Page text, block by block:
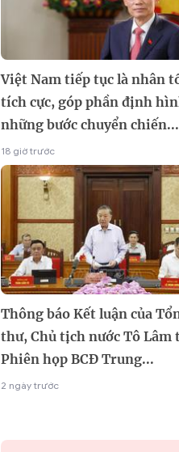
Việt Nam tiếp tục là nhân
tích cực, góp phần định
những bước chuyển chiến...
18 giờ trước
Thông báo Kết luận của
thư, Chủ tịch nước Tô Lâm
Phiên họp BCĐ Trung...
2 ngày trước